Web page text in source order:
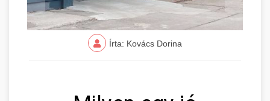
Írta: Kovács Dorina